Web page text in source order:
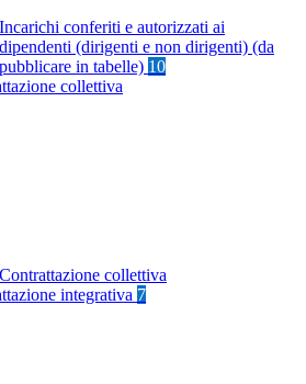
Incarichi conferiti e autorizzati ai
dipendenti (dirigenti e non dirigenti) (da
pubblicare in tabelle) 10
collettiva
Contrattazione collettiva
integrativa 7